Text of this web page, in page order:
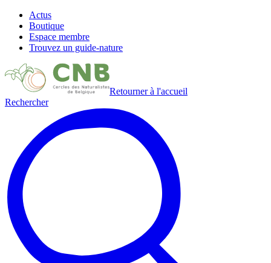
Actus
Boutique
Espace membre
Trouvez un guide-nature
Retourner à l'accueil
Rechercher